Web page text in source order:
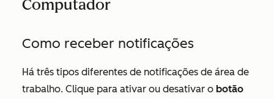
Computador
Como receber notificações
Há três tipos diferentes de notificações de área de
trabalho. Clique para ativar ou desativar o botão